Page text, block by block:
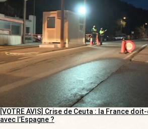
[VOTRE AVIS] Crise de Ceuta : la France
avec l’Espagne ?